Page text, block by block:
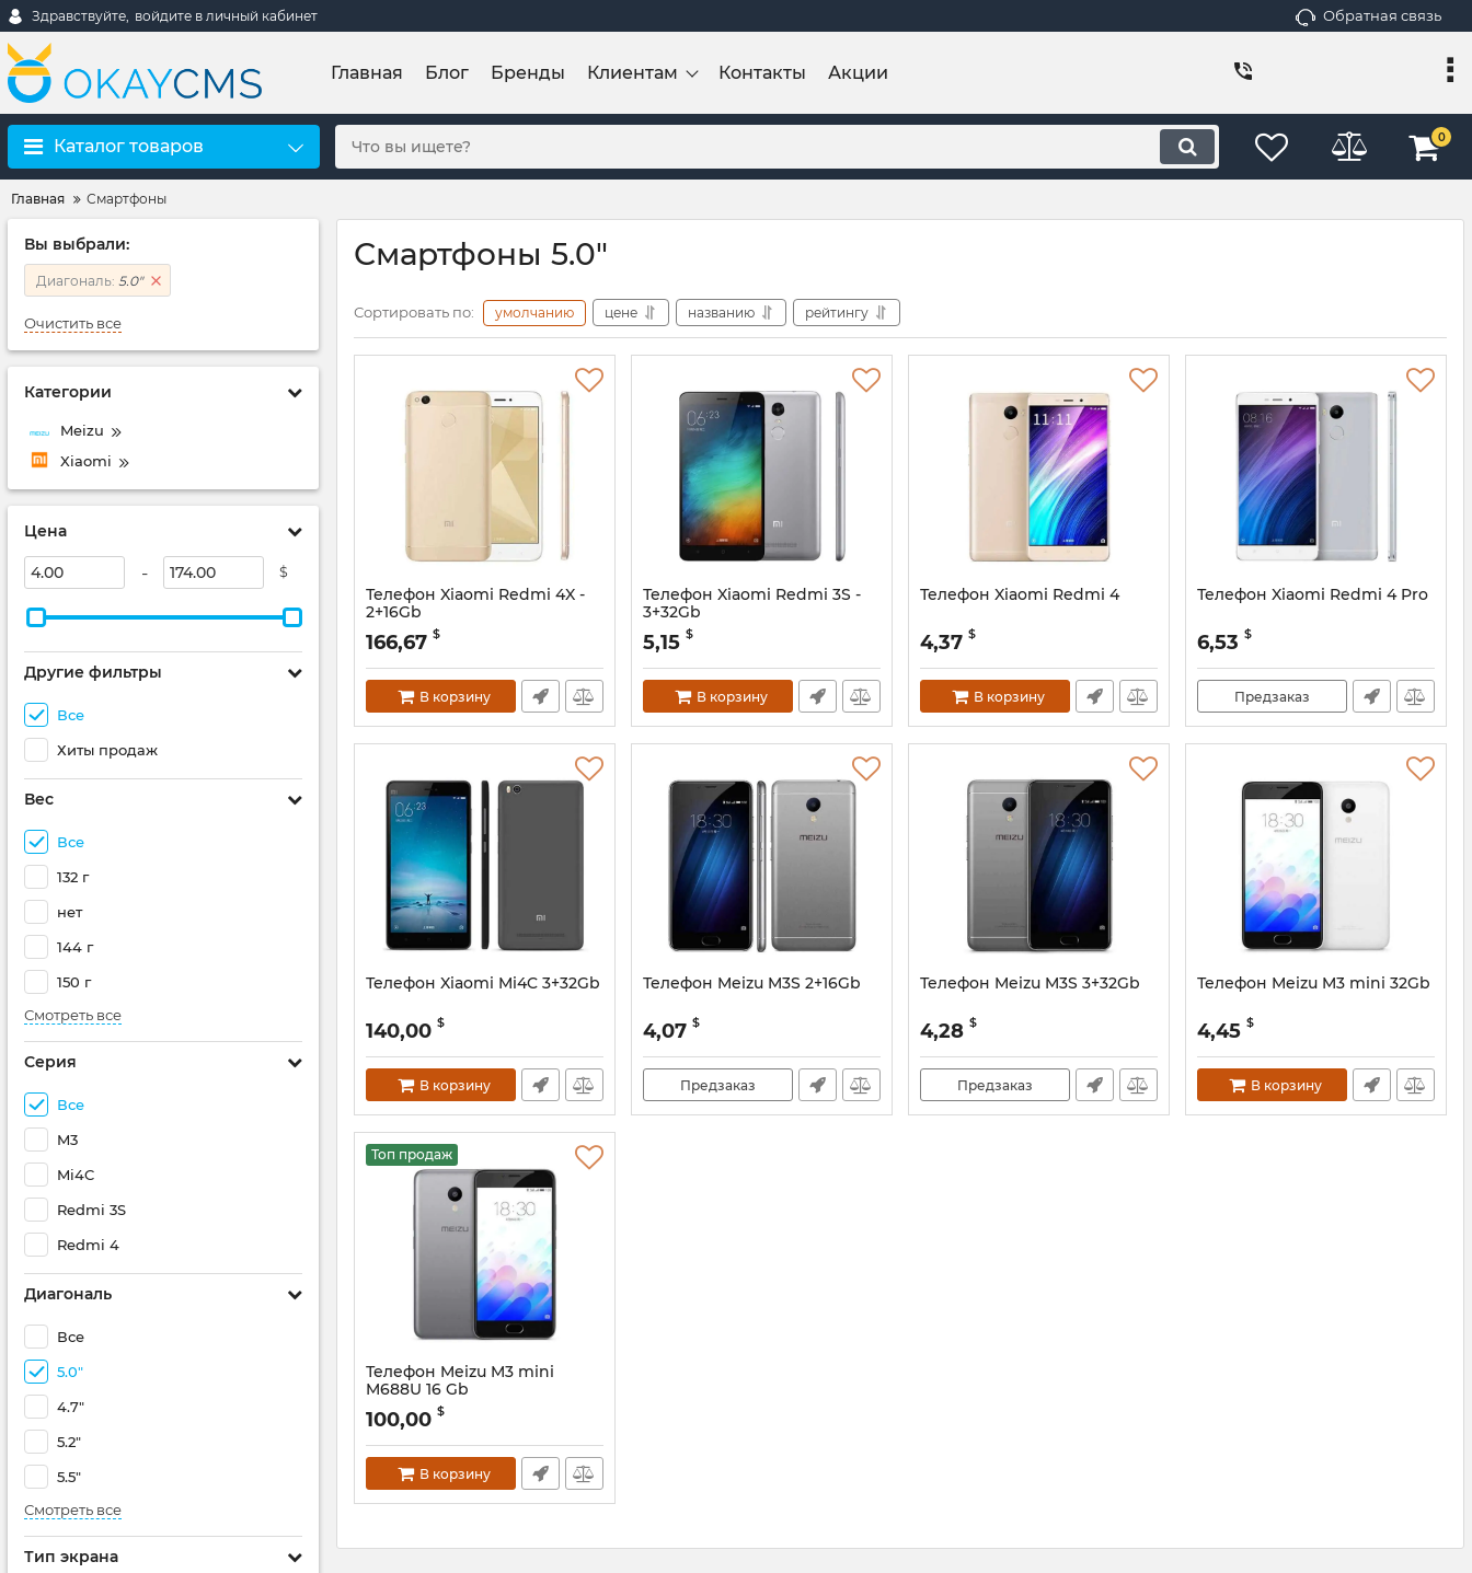
Здравствуйте, войдите в личный кабинет Обратная связь
Главная Блог Бренды Клиентам Контакты Акции
Каталог товаров 0
Главная Смартфоны
Вы выбрали:
Диагональ: 5.0"
Очистить все
Категории
Meizu
Xiaomi
Цена
- $
Другие фильтры
Все
Хиты продаж
Вес
Все
132 г
нет
144 г
150 г
Смотреть все
Серия
Все
M3
Mi4C
Redmi 3S
Redmi 4
Диагональ
Все
5.0"
4.7"
5.2"
5.5"
Смотреть все
Тип экрана
Смартфоны 5.0"
Сортировать по: умолчанию цене названию рейтингу
Телефон Xiaomi Redmi 4X -
2+16Gb
166,67 $
В корзину
Телефон Xiaomi Redmi 3S -
3+32Gb
5,15 $
В корзину
Телефон Xiaomi Redmi 4
4,37 $
В корзину
Телефон Xiaomi Redmi 4 Pro
6,53 $
Предзаказ
Телефон Xiaomi Mi4C 3+32Gb
140,00 $
В корзину
Телефон Meizu M3S 2+16Gb
4,07 $
Предзаказ
Телефон Meizu M3S 3+32Gb
4,28 $
Предзаказ
Телефон Meizu M3 mini 32Gb
4,45 $
В корзину
Топ продаж
Телефон Meizu M3 mini
M688U 16 Gb
100,00 $
В корзину